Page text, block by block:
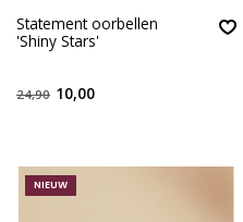
Statement oorbellen
'Shiny Stars'
24,90 10,00
NIEUW